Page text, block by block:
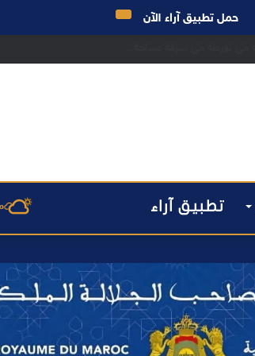
تطبيق آراء
حمل تطبيق آراء الآن